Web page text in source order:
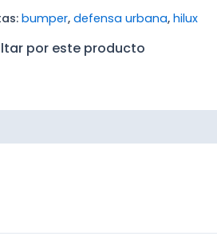
bumper, defensa urbana, hilux
por este producto